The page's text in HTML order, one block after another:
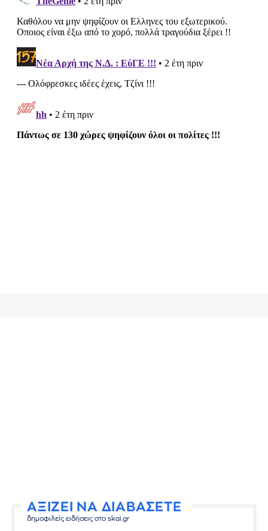
ΑΞΙΖΕΙ ΝΑ ΔΙΑΒΑΣΕΤΕ
δημοφιλείς ειδήσεις στο skai.gr